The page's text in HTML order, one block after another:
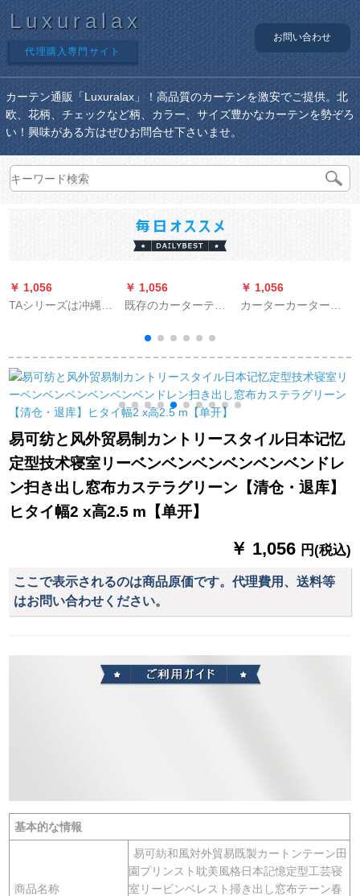
Luxuralax
代理購入専門サイト
お問い合わせ
カーテン通販「Luxuralax」！高品質のカーテンを激安でご提供。北
欧、花柄、チェックなど柄、カラー、サイズ豊かなカーテンを勢ぞろ
い！興味がある方はぜひお問合せ下さいませ。
￥ 1,056
TAシリーズは冲縄を
をかける。流苏は穂
を吊ります。一対の
洋風に縛られていま
す。テトラーは灰色
の青ペア（1号）で
す。
￥ 1,056
既存のカーターテン
m幅*2.0 m高、打孔1
枚をインスト`ルしな
いでください。
￥ 1,056
カーターカータート
易可纺と风外贸易制カントリースタイル日本记忆
定型技术寝室リーベンベンベンベンベンベンドレ
ン扫き出し窓布カステラグリーン【清仓・退库】
ヒタイ幅2 x高2.5 m【单开】
￥ 1,056 円(税込)
ここで表示されるのは商品原価です。代理費用、送料等
はお問い合わせください。
基本的な情報
商品名称
易可紡和風対外貿易既製カートンテーン田
園プリンスト耽美風格日本記憶定型工芸寝
室リービンベレスト掃き出し窓布テーン春